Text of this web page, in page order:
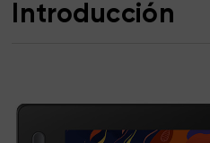
Introducción